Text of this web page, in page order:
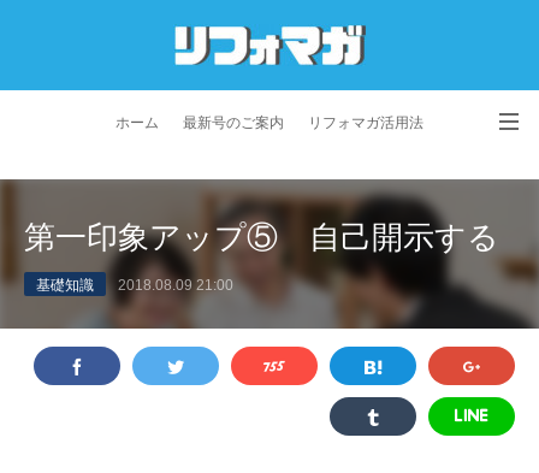
ホーム 最新号のご案内 リフォマガ活用法
よくあるご質問
プライバシーポリシー 利用規約 会社概要
第一印象アップ⑤ 自己開示する
基礎知識 2018.08.09 21:00